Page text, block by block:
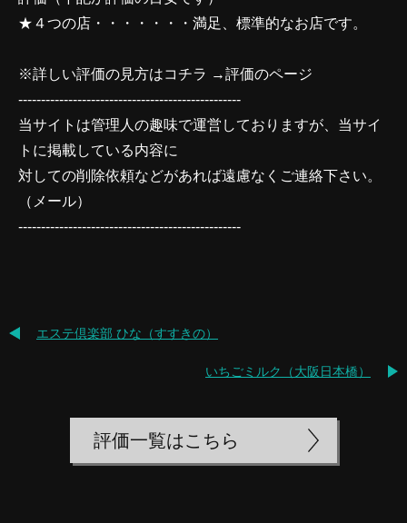
★４つの店・・・・・・・満足、標準的なお店です。
※詳しい評価の見方はコチラ →評価のページ
-------------------------------------------------
当サイトは管理人の趣味で運営しておりますが、当サイ
トに掲載している内容に
対しての削除依頼などがあれば遠慮なくご連絡下さい。
（ メール）
-------------------------------------------------
エステ倶楽部 ひな（すすきの）
いちごミルク（大阪日本橋）
評価一覧はこちら